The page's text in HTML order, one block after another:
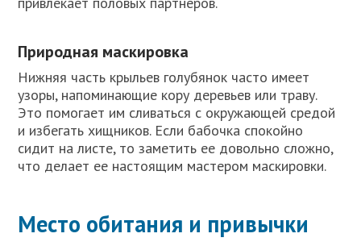
Природная маскировка
Нижняя часть крыльев голубянок часто имеет
узоры, напоминающие кору деревьев или траву.
Это помогает им сливаться с окружающей средой
и избегать хищников. Если бабочка спокойно
сидит на листе, то заметить ее довольно сложно,
что делает ее настоящим мастером маскировки.
Место обитания и привычки